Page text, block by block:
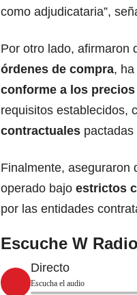
como adjudicataria”,
Por otro lado, afirmaron
órdenes de compra,
conforme a los
requisitos establecidos,
contractuales pactadas
Finalmente, aseguraron
operado bajo estrictos
por las entidades
Escuche W
Directo
Escucha el audio